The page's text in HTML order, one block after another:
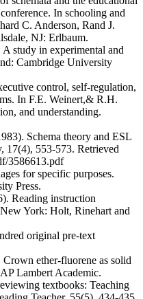
In schooling and
C. Anderson, Rand J.
NJ: Erlbaum.
study in experimental and
Cambridge University
control, self-regulation,
In F.E. Weinert,& R.H.
and understanding.
Schema theory and ESL
17(4), 553-573. Retrieved
3586613.pdf
for specific purposes.
Press.
Reading instruction
York: Holt, Rinehart and
original pre-text
ether-fluorene as solid
Lambert Academic.
textbooks: Teaching